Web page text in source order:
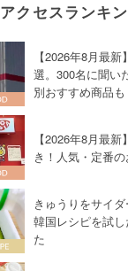
アクセスランキ
【2026年8月最
選。300名に聞い
別おすすめ商品も
【2026年8月最
き！人気・定番
きゅうりをサイ
韓国レシピを試
た